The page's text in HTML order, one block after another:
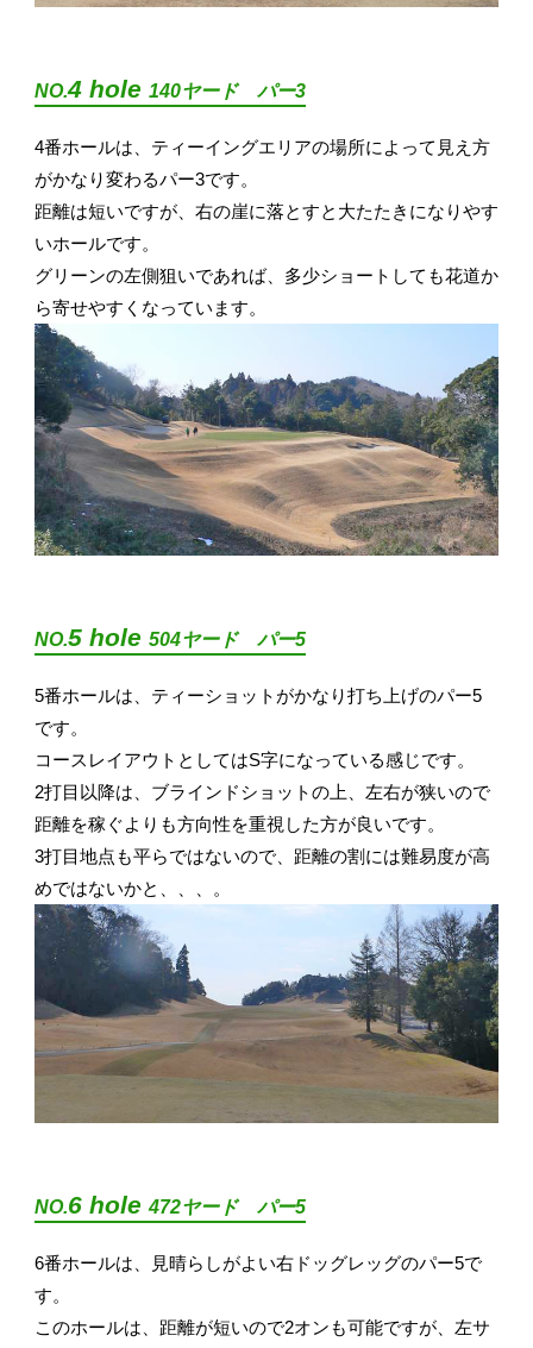
NO.4 hole 140ヤード パー3
4番ホールは、ティーイングエリアの場所によって見え方
がかなり変わるパー3です。
距離は短いですが、右の崖に落とすと大たたきになりやす
いホールです。
グリーンの左側狙いであれば、多少ショートしても花道か
ら寄せやすくなっています。
NO.5 hole 504ヤード パー5
5番ホールは、ティーショットがかなり打ち上げのパー5
です。
コースレイアウトとしてはS字になっている感じです。
2打目以降は、ブラインドショットの上、左右が狭いので
距離を稼ぐよりも方向性を重視した方が良いです。
3打目地点も平らではないので、距離の割には難易度が高
めではないかと、、、。
NO.6 hole472ヤード パー5
6番ホールは、見晴らしがよい右ドッグレッグのパー5で
す。
このホールは、距離が短いので2オンも可能ですが、左サ